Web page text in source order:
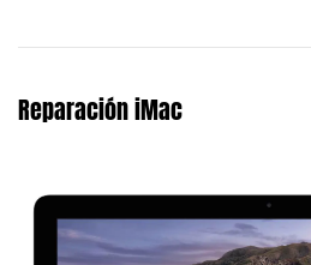
Reparación iMac